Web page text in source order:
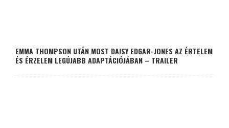
EMMA THOMPSON UTÁN MOST DAISY EDGAR-JONES AZ ÉRTELEM
ÉS ÉRZELEM LEGÚJABB ADAPTÁCIÓJÁBAN – TRAILER